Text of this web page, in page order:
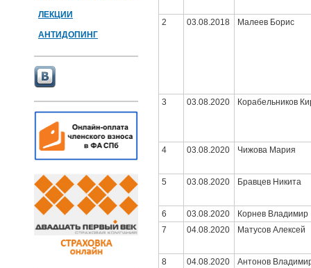
ЛЕКЦИИ
АНТИДОПИНГ
2 03.08.2018 Малеев Борис
3 03.08.2020 Корабельников
4 03.08.2020 Чижова Мария
5 03.08.2020 Бравцев Никита
6 03.08.2020
Корнев Владимир
7
04.08.2020 Матусов Алексей
8 04.08.2020 Антонов